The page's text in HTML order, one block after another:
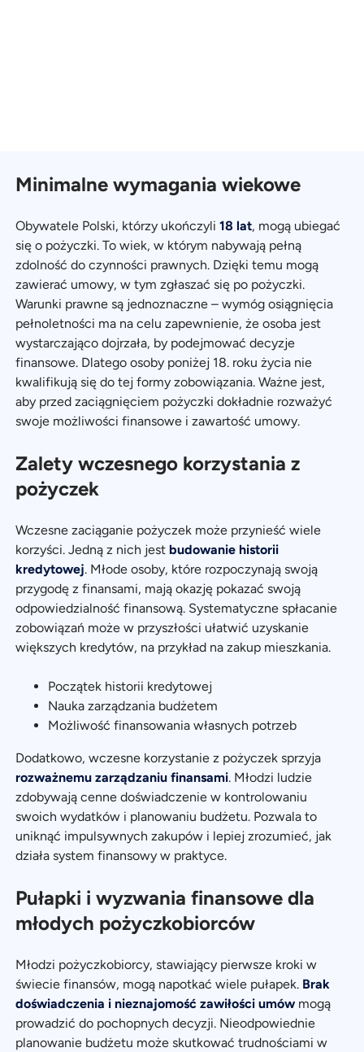
Minimalne wymagania wiekowe
Obywatele Polski, którzy ukończyli18 lat, mogą ubiegać
się o pożyczki. To wiek, w którym nabywają pełną
zdolność do czynności prawnych. Dzięki temu mogą
zawierać umowy, w tym zgłaszać się po pożyczki.
Warunki prawne są jednoznaczne – wymóg osiągnięcia
pełnoletności ma na celu zapewnienie, że osoba jest
wystarczająco dojrzała, by podejmować decyzje
finansowe. Dlatego osoby poniżej 18. roku życia nie
kwalifikują się do tej formy zobowiązania. Ważne jest,
aby przed zaciągnięciem pożyczki dokładnie rozważyć
swoje możliwości finansowe i zawartość umowy.
Zalety wczesnego korzystania z
pożyczek
Wczesne zaciąganie pożyczek może przynieść wiele
korzyści. Jedną z nich jest budowanie historii
kredytowej. Młode osoby, które rozpoczynają swoją
przygodę z finansami, mają okazję pokazać swoją
odpowiedzialność finansową. Systematyczne spłacanie
zobowiązań może w przyszłości ułatwić uzyskanie
większych kredytów, na przykład na zakup mieszkania.
Początek historii kredytowej
Nauka zarządzania budżetem
Możliwość finansowania własnych potrzeb
Dodatkowo, wczesne korzystanie z pożyczek sprzyja
rozważnemu zarządzaniu finansami. Młodzi ludzie
zdobywają cenne doświadczenie w kontrolowaniu
swoich wydatków i planowaniu budżetu. Pozwala to
uniknąć impulsywnych zakupów i lepiej zrozumieć, jak
działa system finansowy w praktyce.
Pułapki i wyzwania finansowe dla
młodych pożyczkobiorców
Młodzi pożyczkobiorcy, stawiający pierwsze kroki w
świecie finansów, mogą napotkać wiele pułapek. Brak
doświadczenia i nieznajomość zawiłości umów mogą
prowadzić do pochopnych decyzji. Nieodpowiednie
planowanie budżetu może skutkować trudnościami w